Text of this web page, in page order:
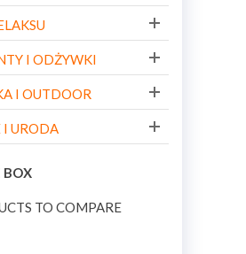
I ODŻYWKI
I OUTDOOR
URODA
BOX
TO COMPARE